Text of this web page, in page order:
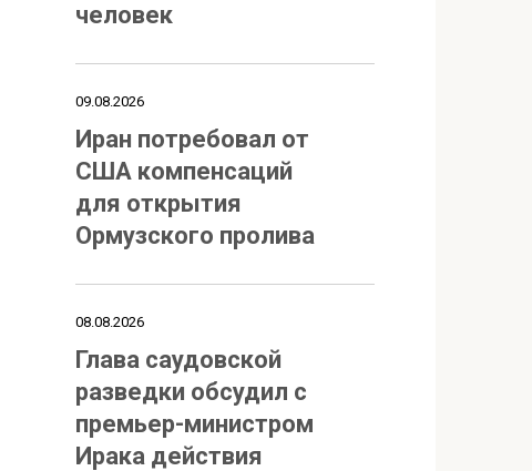
человек
09.08.2026
Иран потребовал от
США компенсаций
для открытия
Ормузского пролива
08.08.2026
Глава саудовской
разведки обсудил с
премьер-министром
Ирака действия